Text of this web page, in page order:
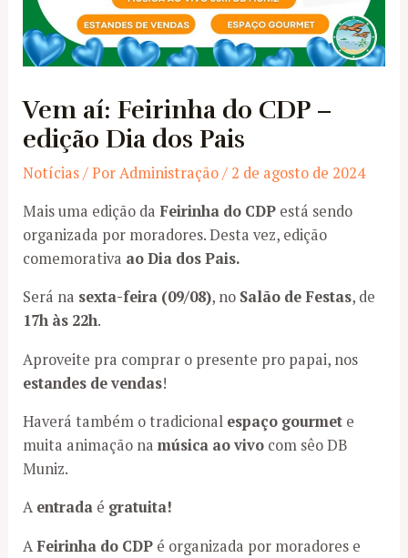
Vem aí: Feirinha do CDP –
edição Dia dos Pais
Notícias/ PorAdministração/ 2 de agosto de 2024
Mais uma edição daFeirinha do CDP está sendo
organizada por moradores. Desta vez, edição
comemorativa ao Dia dos Pais.
Será na sexta-feira (09/08), no Salão de Festas, de
17h às 22h.
Aproveite pra comprar o presente pro papai, nos
estandes de vendas!
Haverá também o tradicional espaço gourmet e
muita animação namúsica ao vivo com sêo DB
Muniz.
A entrada é gratuita!
AFeirinha do CDP é organizada por moradores e